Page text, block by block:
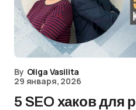
By Oliga Vasilita
29 января, 2026
5 SEO хаков для